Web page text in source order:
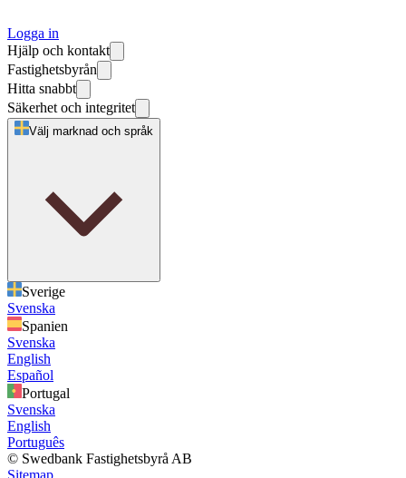
Logga in
Hjälp och kontakt
Fastighetsbyrån
Hitta snabbt
Säkerhet och integritet
Välj marknad och språk
Sverige
Svenska
Spanien
Svenska
English
Español
Portugal
Svenska
English
Português
© Swedbank Fastighetsbyrå AB